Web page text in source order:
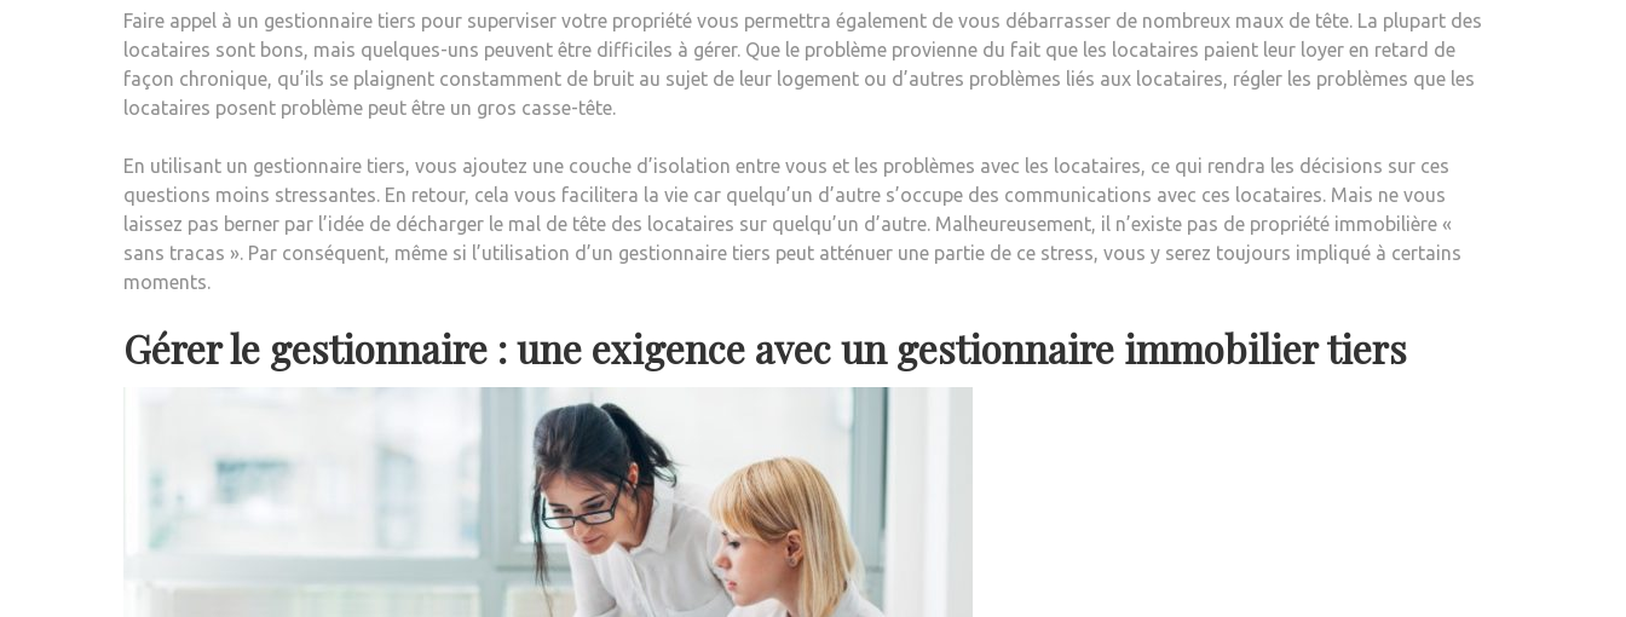
Faire appel à un gestionnaire tiers pour superviser votre propriété vous permettra également de vous débarrasser de nombreux maux de tête. La plupart des
locataires sont bons, mais quelques-uns peuvent être difficiles à gérer. Que le problème provienne du fait que les locataires paient leur loyer en retard de
façon chronique, qu’ils se plaignent constamment de bruit au sujet de leur logement ou d’autres problèmes liés aux locataires, régler les problèmes que les
locataires posent problème peut être un gros casse-tête.
En utilisant un gestionnaire tiers, vous ajoutez une couche d’isolation entre vous et les problèmes avec les locataires, ce qui rendra les décisions sur ces
questions moins stressantes. En retour, cela vous facilitera la vie car quelqu’un d’autre s’occupe des communications avec ces locataires. Mais ne vous
laissez pas berner par l’idée de décharger le mal de tête des locataires sur quelqu’un d’autre. Malheureusement, il n’existe pas de propriété immobilière «
sans tracas ». Par conséquent, même si l’utilisation d’un gestionnaire tiers peut atténuer une partie de ce stress, vous y serez toujours impliqué à certains
moments.
Gérer le gestionnaire : une exigence avec un gestionnaire immobilier tiers